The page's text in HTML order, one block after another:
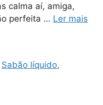
calma aí, amiga,
perfeita … Ler mais
Sabão líquido,